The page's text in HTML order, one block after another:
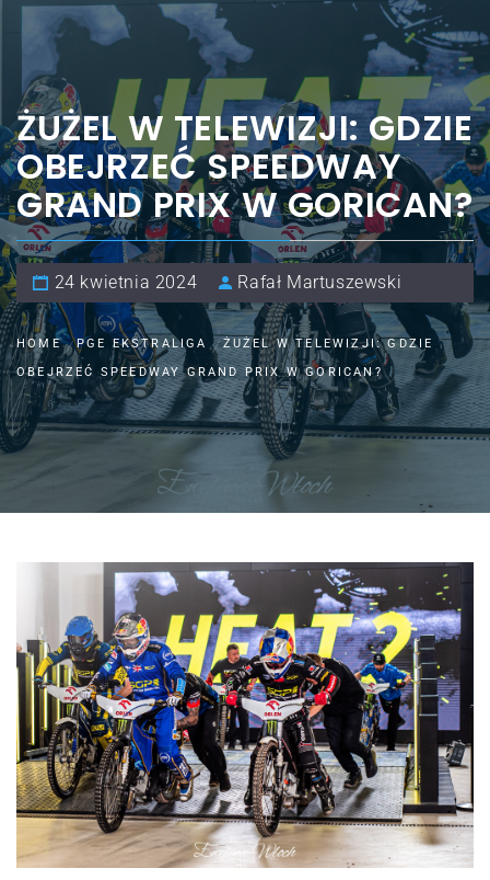
ŻUŻEL W TELEWIZJI: GDZIE
OBEJRZEĆ SPEEDWAY
GRAND PRIX W GORICAN?
24 kwietnia 2024 Rafał Martuszewski
HOME PGE EKSTRALIGA
ŻUŻEL W TELEWIZJI: GDZIE
OBEJRZEĆ SPEEDWAY GRAND PRIX W GORICAN?